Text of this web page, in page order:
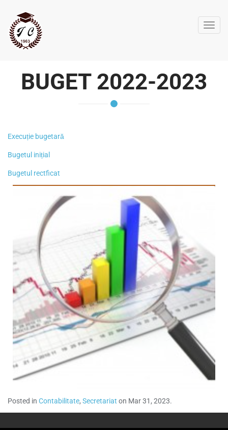
BUGET 2022-2023
Execuție bugetară
Bugetul inițial
Bugetul rectficat
Posted in Contabilitate, Secretariat on Mar 31, 2023.